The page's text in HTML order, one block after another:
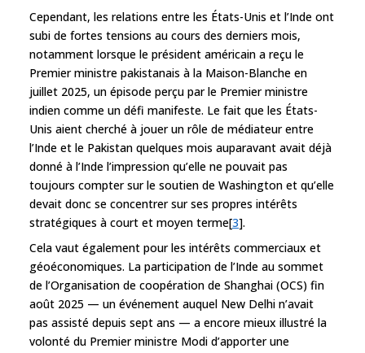
Cependant, les relations entre les États-Unis et l’Inde ont
subi de fortes tensions au cours des derniers mois,
notamment lorsque le président américain a reçu le
Premier ministre pakistanais à la Maison-Blanche en
juillet 2025, un épisode perçu par le Premier ministre
indien comme un défi manifeste. Le fait que les États-
Unis aient cherché à jouer un rôle de médiateur entre
l’Inde et le Pakistan quelques mois auparavant avait déjà
donné à l’Inde l’impression qu’elle ne pouvait pas
toujours compter sur le soutien de Washington et qu’elle
devait donc se concentrer sur ses propres intérêts
stratégiques à court et moyen terme[3].
Cela vaut également pour les intérêts commerciaux et
géoéconomiques. La participation de l’Inde au sommet
de l’Organisation de coopération de Shanghai (OCS) fin
août 2025 — un événement auquel New Delhi n’avait
pas assisté depuis sept ans — a encore mieux illustré la
volonté du Premier ministre Modi d’apporter une